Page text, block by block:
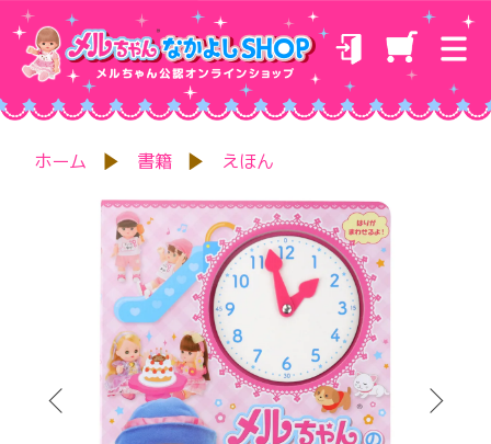
ホーム 書籍 えほん